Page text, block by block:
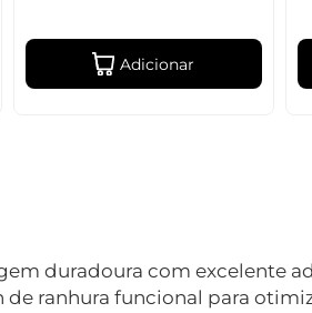
Adicionar
duradoura com excelente
ranhura funcional para